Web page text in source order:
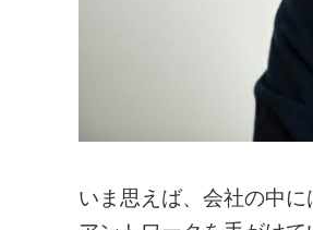
いま思えば、会社の中